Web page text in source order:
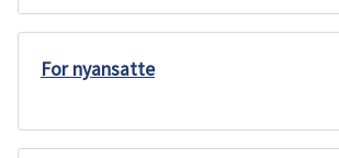
For nyansatte